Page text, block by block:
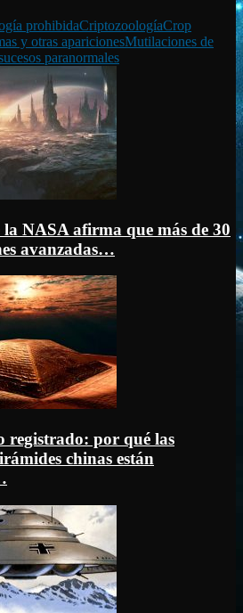
prohibidaCriptozoologíaCrop
y otras aparicionesMutilaciones de
paranormales
NASA afirma que más de 30
avanzadas…
registrado: por qué las
chinas están